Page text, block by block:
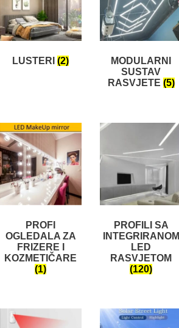
LUSTERI(2)
MODULARNI
SUSTAV
RASVJETE (5)
PROFI
OGLEDALA ZA
FRIZERE I
KOZMETIČARE
(1)
PROFILI SA
INTEGRIRANOM
LED
RASVJETOM
(120)